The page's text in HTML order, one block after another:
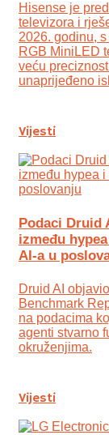
Hisense je
televizora i
2026. godinu,
RGB MiniLED
veću
unaprijeđeno
Vijesti
Podaci Druid
između
AI-a u
Druid AI
Benchmark
na podacima
agenti stvarno
okruženjima.
Vijesti